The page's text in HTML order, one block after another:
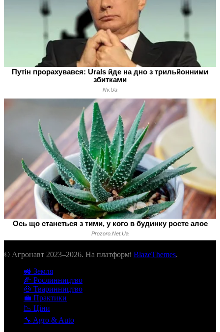
© Агронавт 2023–2026. На платформі BlazeThemes.
🚜 Земля
🌽 Рослинництво
🐽 Тваринництво
💼 Практики
📉 Ціни
🔧 Agro & Auto